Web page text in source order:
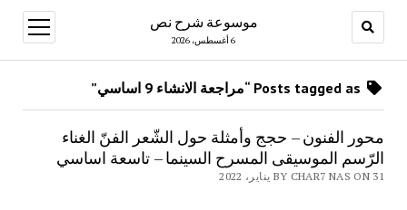
موسوعة شرح نص
6 أغسطس، 2026
open
menu
محور الفنون – حجج وأمثلة حول الشّعر الفنّ الغناء
الرّسم الموسيقى المسرح السينما – تاسعة اساسي
BY CHAR7 NAS ON 31 يناير، 2022